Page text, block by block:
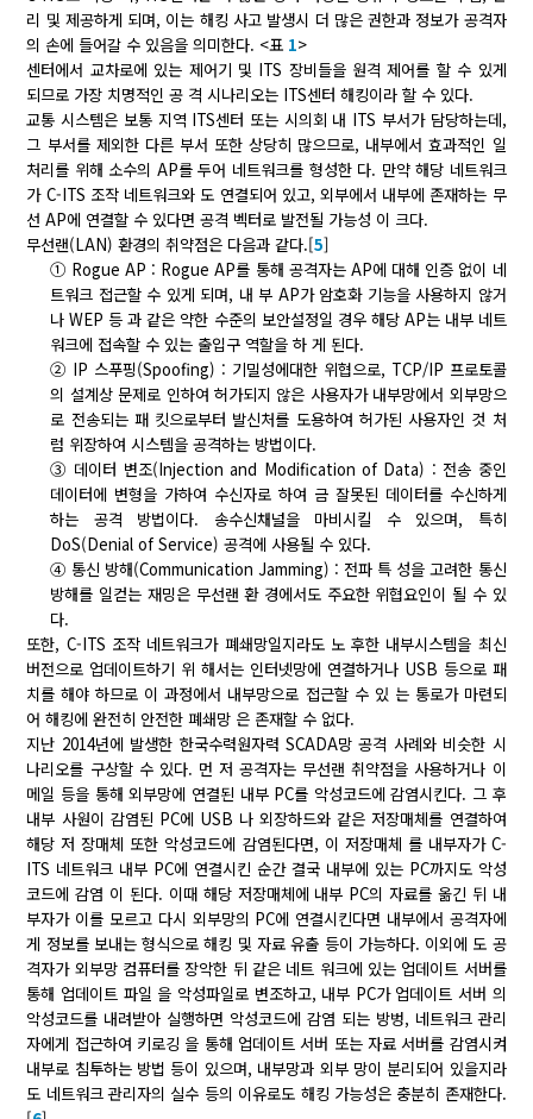
리 및 제공하게 되며, 이는 해킹 사고 발생시 더 많은 권한과 정보가 공격자
의 손에 들어갈 수 있음을 의미한다. <표 1>
센터에서 교차로에 있는 제어기 및 ITS 장비들을 원격 제어를 할 수 있게
되므로 가장 치명적인 공 격 시나리오는 ITS센터 해킹이라 할 수 있다.
교통 시스템은 보통 지역 ITS센터 또는 시의회 내 ITS 부서가 담당하는데,
그 부서를 제외한 다른 부서 또한 상당히 많으므로, 내부에서 효과적인 일
처리를 위해 소수의 AP를 두어 네트워크를 형성한 다. 만약 해당 네트워크
가 C-ITS 조작 네트워크와 도 연결되어 있고, 외부에서 내부에 존재하는 무
선 AP에 연결할 수 있다면 공격 벡터로 발전될 가능성 이 크다.
무선랜(LAN) 환경의 취약점은 다음과 같다.[5]
① Rogue AP : Rogue AP를 통해 공격자는 AP에 대해 인증 없이 네
트워크 접근할 수 있게 되며, 내 부 AP가 암호화 기능을 사용하지 않거
나 WEP 등 과 같은 약한 수준의 보안설정일 경우 해당 AP는 내부 네트
워크에 접속할 수 있는 출입구 역할을 하 게 된다.
② IP 스푸핑(Spoofing) : 기밀성에대한 위협으로, TCP/IP 프로토콜
의 설계상 문제로 인하여 허가되지 않은 사용자가 내부망에서 외부망으
로 전송되는 패 킷으로부터 발신처를 도용하여 허가된 사용자인 것 처
럼 위장하여 시스템을 공격하는 방법이다.
③ 데이터 변조(Injection and Modification of Data) : 전송 중인
데이터에 변형을 가하여 수신자로 하여 금 잘못된 데이터를 수신하게
하는 공격 방법이다. 송수신채널을 마비시킬 수 있으며, 특히
DoS(Denial of Service) 공격에 사용될 수 있다.
④ 통신 방해(Communication Jamming) : 전파 특 성을 고려한 통신
방해를 일컫는 재밍은 무선랜 환 경에서도 주요한 위협요인이 될 수 있
다.
또한, C-ITS 조작 네트워크가 폐쇄망일지라도 노 후한 내부시스템을 최신
버전으로 업데이트하기 위 해서는 인터넷망에 연결하거나 USB 등으로 패
치를 해야 하므로 이 과정에서 내부망으로 접근할 수 있 는 통로가 마련되
어 해킹에 완전히 안전한 폐쇄망 은 존재할 수 없다.
지난 2014년에 발생한 한국수력원자력 SCADA망 공격 사례와 비슷한 시
나리오를 구상할 수 있다. 먼 저 공격자는 무선랜 취약점을 사용하거나 이
메일 등을 통해 외부망에 연결된 내부 PC를 악성코드에 감염시킨다. 그 후
내부 사원이 감염된 PC에 USB 나 외장하드와 같은 저장매체를 연결하여
해당 저 장매체 또한 악성코드에 감염된다면, 이 저장매체 를 내부자가 C-
ITS 네트워크 내부 PC에 연결시킨 순간 결국 내부에 있는 PC까지도 악성
코드에 감염 이 된다. 이때 해당 저장매체에 내부 PC의 자료를 옮긴 뒤 내
부자가 이를 모르고 다시 외부망의 PC에 연결시킨다면 내부에서 공격자에
게 정보를 보내는 형식으로 해킹 및 자료 유출 등이 가능하다. 이외에 도 공
격자가 외부망 컴퓨터를 장악한 뒤 같은 네트 워크에 있는 업데이트 서버를
통해 업데이트 파일 을 악성파일로 변조하고, 내부 PC가 업데이트 서버 의
악성코드를 내려받아 실행하면 악성코드에 감염 되는 방벙, 네트워크 관리
자에게 접근하여 키로깅 을 통해 업데이트 서버 또는 자료 서버를 감염시켜
내부로 침투하는 방법 등이 있으며, 내부망과 외부 망이 분리되어 있을지라
도 네트워크 관리자의 실수 등의 이유로도 해킹 가능성은 충분히 존재한다.